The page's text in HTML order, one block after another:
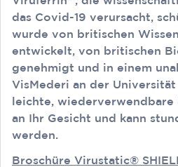
das Covid-19 verursacht,
wurde von britischen
entwickelt, von britischen
genehmigt und in einem
VisMederi an der
leichte, wiederverwendbare
an Ihr Gesicht und kann
werden.
Broschüre Virustatic®